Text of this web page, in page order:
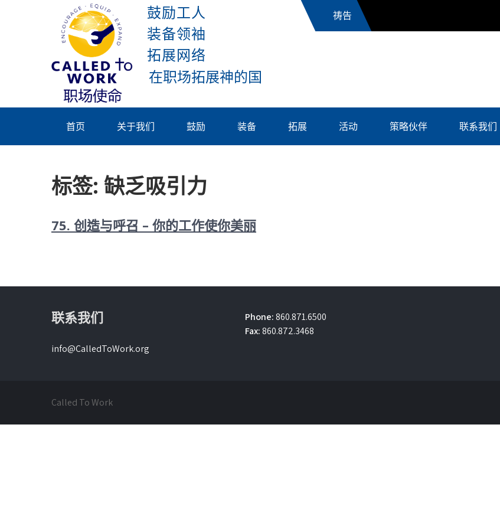
Called To
Work
鼓励工人
装备领袖
拓展网络
首页 关于我们 鼓励 装备 拓展 活动 策略伙伴 联系我们
标签: 缺乏吸引力
75. 创造与呼召 – 你的工作使你美丽
联系我们
info@CalledToWork.org
Phone:860.871.6500
Fax:860.872.3468
Called To Work